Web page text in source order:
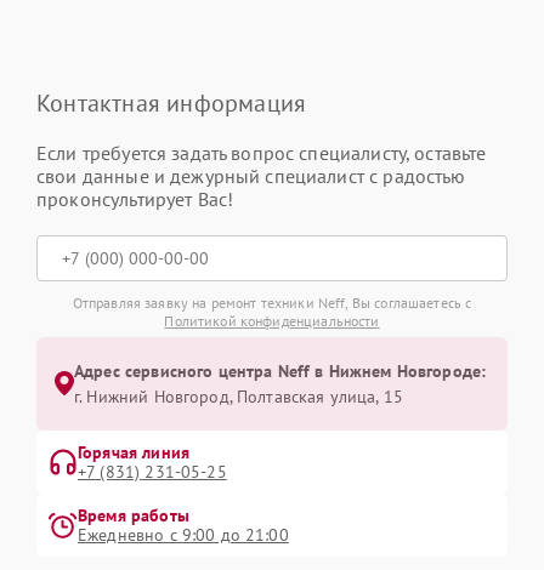
Контактная информация
Если требуется задать вопрос специалисту, оставьте
свои данные и дежурный специалист с радостью
проконсультирует Вас!
Отправляя заявку на ремонт техники Neff, Вы соглашаетесь с
Политикой конфиденциальности
Адрес сервисного центра Neff в Нижнем Новгороде:
г. Нижний Новгород, Полтавская улица, 15
Горячая линия
+7 (831) 231-05-25
Время работы
Ежедневно с 9:00 до 21:00